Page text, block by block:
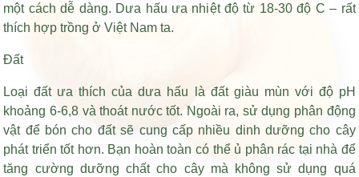
một cách dễ dàng. Dưa hấu ưa nhiệt độ từ 18-30 độ C – rất
thích hợp trồng ở Việt Nam ta.
Đất
Loại đất ưa thích của dưa hấu là đất giàu mùn với độ pH
khoảng 6-6,8 và thoát nước tốt. Ngoài ra, sử dụng phân động
vật để bón cho đất sẽ cung cấp nhiều dinh dưỡng cho cây
phát triển tốt hơn. Bạn hoàn toàn có thể ủ phân rác tại nhà để
tăng cường dưỡng chất cho cây mà không sử dụng quá